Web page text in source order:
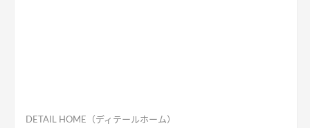
DETAIL HOME（ディテールホーム）